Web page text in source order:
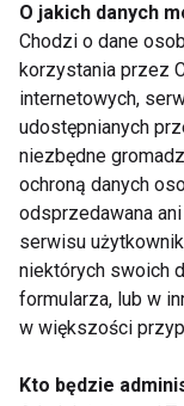
Nie
świata
Zapisz się do
Wyrażam
O jakich danych
Chodzi o dane
korzystania przez
internetowych,
udostępnianych
niezbędne
ochroną danych
odsprzedawana
serwisu
niektórych swoich
formularza, lub w
w większości
Kto będzie